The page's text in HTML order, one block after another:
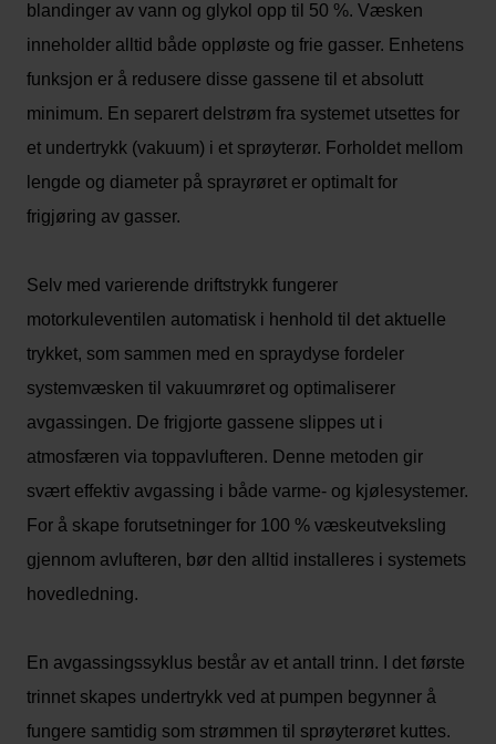
blandinger av vann og glykol opp til 50 %. Væsken
inneholder alltid både oppløste og frie gasser. Enhetens
funksjon er å redusere disse gassene til et absolutt
minimum. En separert delstrøm fra systemet utsettes for
et undertrykk (vakuum) i et sprøyterør. Forholdet mellom
lengde og diameter på sprayrøret er optimalt for
frigjøring av gasser.
Selv med varierende driftstrykk fungerer
motorkuleventilen automatisk i henhold til det aktuelle
trykket, som sammen med en spraydyse fordeler
systemvæsken til vakuumrøret og optimaliserer
avgassingen. De frigjorte gassene slippes ut i
atmosfæren via toppavlufteren. Denne metoden gir
svært effektiv avgassing i både varme- og kjølesystemer.
For å skape forutsetninger for 100 % væskeutveksling
gjennom avlufteren, bør den alltid installeres i systemets
hovedledning.
En avgassingssyklus består av et antall trinn. I det første
trinnet skapes undertrykk ved at pumpen begynner å
fungere samtidig som strømmen til sprøyterøret kuttes.